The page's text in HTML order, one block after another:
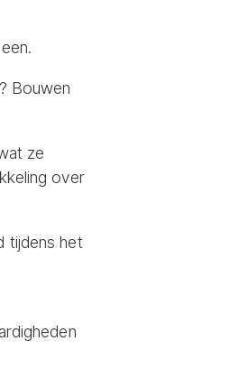
Bouwen
ze
over
tijdens het